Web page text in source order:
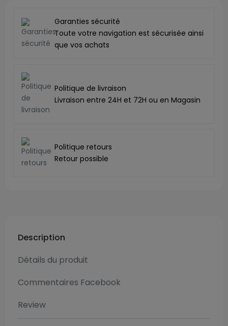
Garanties sécurité
Toute votre navigation est sécurisée ainsi
que vos achats
Politique de livraison
Livraison entre 24H et 72H ou en Magasin
Politique retours
Retour possible
Description
Détails du produit
Commentaires Facebook
Review